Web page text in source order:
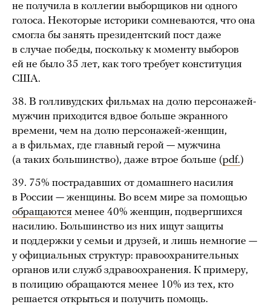
не получила в коллегии выборщиков ни одного
голоса. Некоторые историки сомневаются, что она
смогла бы занять президентский пост даже
в случае победы, поскольку к моменту выборов
ей не было 35 лет, как того требует конституция
США.
38. В голливудских фильмах на долю персонажей-
мужчин приходится вдвое больше экранного
времени, чем на долю персонажей-женщин,
а в фильмах, где главный герой — мужчина
(а таких большинство), даже втрое больше (pdf.)
39. 75% пострадавших от домашнего насилия
в России — женщины. Во всем мире за помощью
обращаются менее 40% женщин, подвергшихся
насилию. Большинство из них ищут защиты
и поддержки у семьи и друзей, и лишь немногие —
у официальных структур: правоохранительных
органов или служб здравоохранения. К примеру,
в полицию обращаются менее 10% из тех, кто
решается открыться и получить помощь.